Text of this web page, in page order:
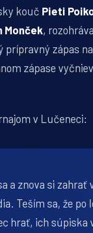
kouč Pieti
Monček,
zápas
zápase
v Lučeneci:
a znova si
Teším sa, že po
hrať, ich súpiska